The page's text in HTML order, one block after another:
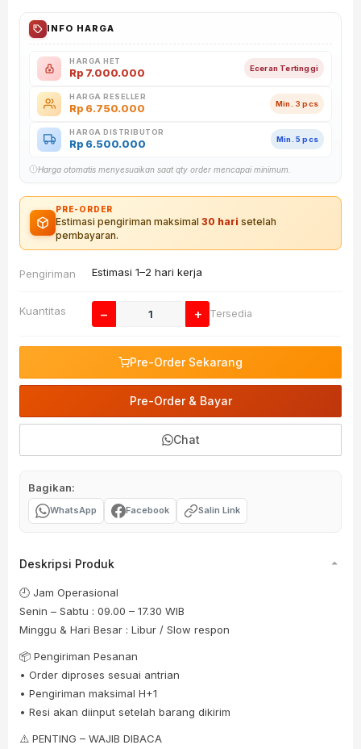
INFO HARGA
HARGA HET
Rp 7.000.000 Eceran Tertinggi
HARGA RESELLER
Rp 6.750.000 Min. 3 pcs
HARGA DISTRIBUTOR
Rp 6.500.000 Min. 5 pcs
Harga otomatis menyesuaikan saat qty order mencapai minimum.
PRE-ORDER
Estimasi pengiriman maksimal 30 hari setelah
pembayaran.
Pengiriman Estimasi 1–2 hari kerja
Kuantitas − + Tersedia
Pre-Order Sekarang
Pre-Order & Bayar
Chat
Bagikan:
WhatsApp Facebook Salin Link
Deskripsi Produk
🕘 Jam Operasional
Senin – Sabtu : 09.00 – 17.30 WIB
Minggu & Hari Besar : Libur / Slow respon
📦 Pengiriman Pesanan
• Order diproses sesuai antrian
• Pengiriman maksimal H+1
• Resi akan diinput setelah barang dikirim
⚠️ PENTING – WAJIB DIBACA